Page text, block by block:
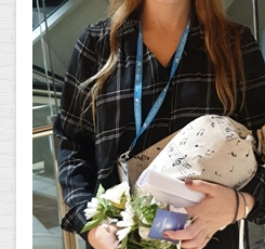
Schulsozialarbeit
Berufsorientierung
Arbeitsgemeinschaften
Klima-Projekt
Elternchor
Förderverein